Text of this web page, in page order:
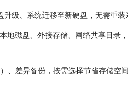
级、系统迁移至新硬盘，无需重装
地磁盘、外接存储、网络共享目录
、差异备份，按需选择节省存储空